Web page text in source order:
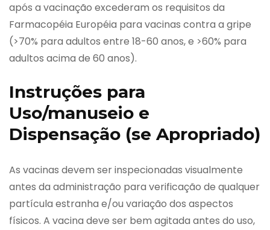
após a vacinação excederam os requisitos da
Farmacopéia Européia para vacinas contra a gripe
(>70% para adultos entre 18-60 anos, e >60% para
adultos acima de 60 anos).
Instruções para
Uso/manuseio e
Dispensação (se Apropriado)
As vacinas devem ser inspecionadas visualmente
antes da administração para verificação de qualquer
partícula estranha e/ou variação dos aspectos
físicos. A vacina deve ser bem agitada antes do uso,